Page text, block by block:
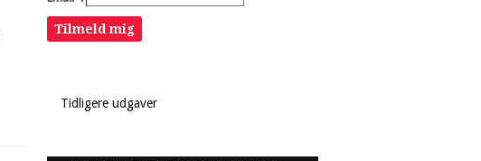
Tilmeld mig
Tidligere udgaver